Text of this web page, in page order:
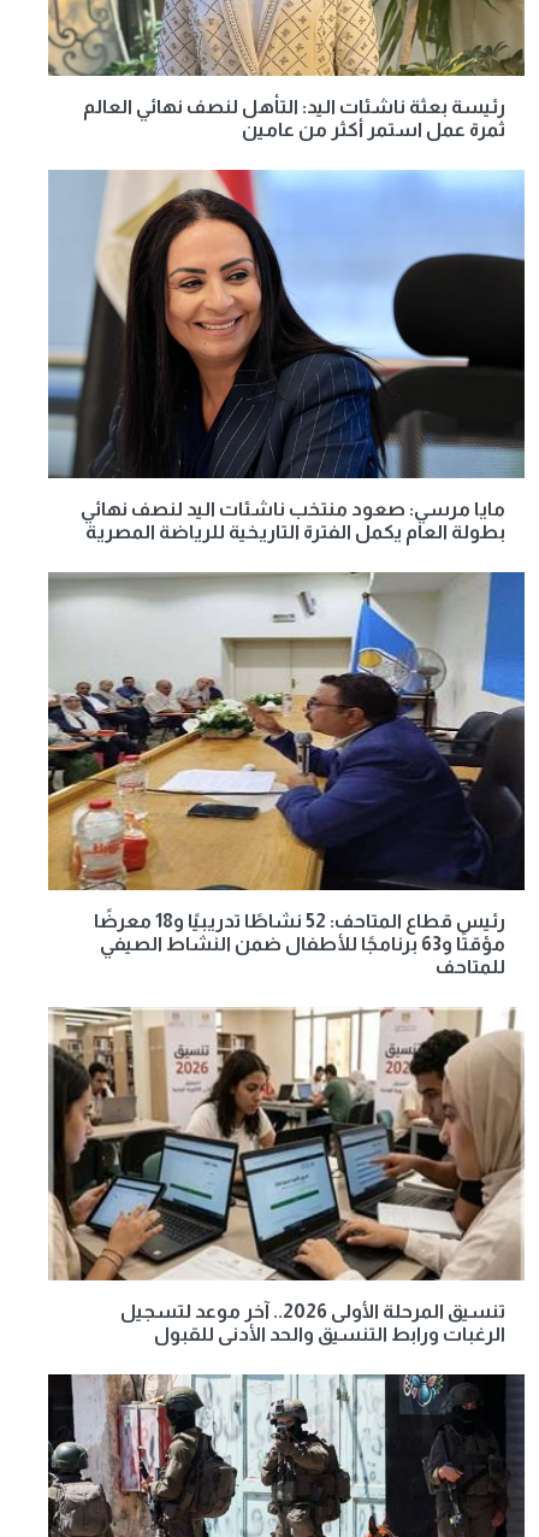
رئيسة بعثة ناشئات اليد: التأهل لنصف نهائي العالم
ثمرة عمل استمر أكثر من عامين
مايا مرسي: صعود منتخب ناشئات اليد لنصف نهائي
بطولة العام يكمل الفترة التاريخية للرياضة المصرية
رئيس قطاع المتاحف: 52 نشاطًا تدريبيًا و18 معرضًا
مؤقتًا و63 برنامجًا للأطفال ضمن النشاط الصيفي
للمتاحف
تنسيق المرحلة الأولى 2026.. آخر موعد لتسجيل
الرغبات ورابط التنسيق والحد الأدنى للقبول